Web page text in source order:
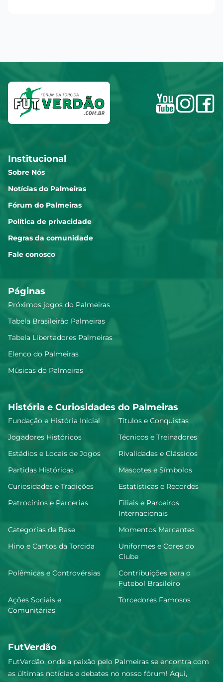
Institucional
Sobre Nós
Notícias do Palmeiras
Fórum do Palmeiras
Política de privacidade
Regras da comunidade
Fale conosco
Páginas
Próximos jogos do Palmeiras
Tabela Brasileirão Palmeiras
Tabela Libertadores Palmeiras
Elenco do Palmeiras
Músicas do Palmeiras
História e Curiosidades do Palmeiras
Fundação e História Inicial
Títulos e Conquistas
Jogadores Históricos
Técnicos e Treinadores
Estádios e Locais de Jogos
Rivalidades e Clássicos
Partidas Históricas
Mascotes e Símbolos
Curiosidades e Tradições
Estatísticas e Recordes
Patrocínios e Parcerias
Filiais e Parceiros
Internacionais
Categorias de Base
Momentos Marcantes
Hino e Cantos da Torcida
Uniformes e Cores do
Clube
Polêmicas e Controvérsias
Contribuições para o
Futebol Brasileiro
Ações Sociais e
Comunitárias
Torcedores Famosos
FutVerdão
FutVerdão, onde a paixão pelo Palmeiras se encontra com
as últimas notícias e debates no nosso fórum! Aqui,